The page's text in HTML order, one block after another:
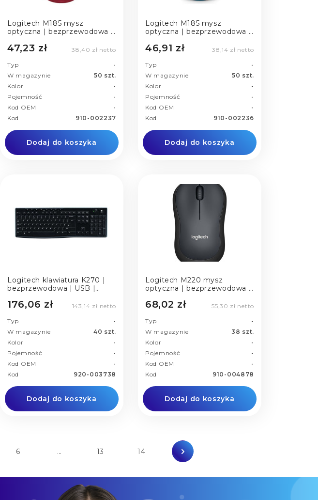
Logitech M185 mysz
optyczna | bezprzewodowa |
47,23 zł 38,40 zł netto
Typ
-
W magazynie
50 szt.
Kolor
-
Pojemność
-
Kod OEM
-
Kod
910-002237
Dodaj do koszyka
Logitech M185 mysz
optyczna | bezprzewodowa |
46,91 zł 38,14 zł netto
Typ
-
W magazynie
50 szt.
Kolor
-
Pojemność
-
Kod OEM
-
Kod
910-002236
Dodaj do koszyka
Logitech klawiatura K270 |
bezprzewodowa | USB |
176,06 zł 143,14 zł netto
Typ
-
W magazynie
40 szt.
Kolor
-
Pojemność
-
Kod OEM
-
Kod
920-003738
Dodaj do koszyka
Logitech M220 mysz
optyczna | bezprzewodowa |
68,02 zł 55,30 zł netto
Typ
-
W magazynie
38 szt.
Kolor
-
Pojemność
-
Kod OEM
-
Kod
910-004878
Dodaj do koszyka
6 … 13 14